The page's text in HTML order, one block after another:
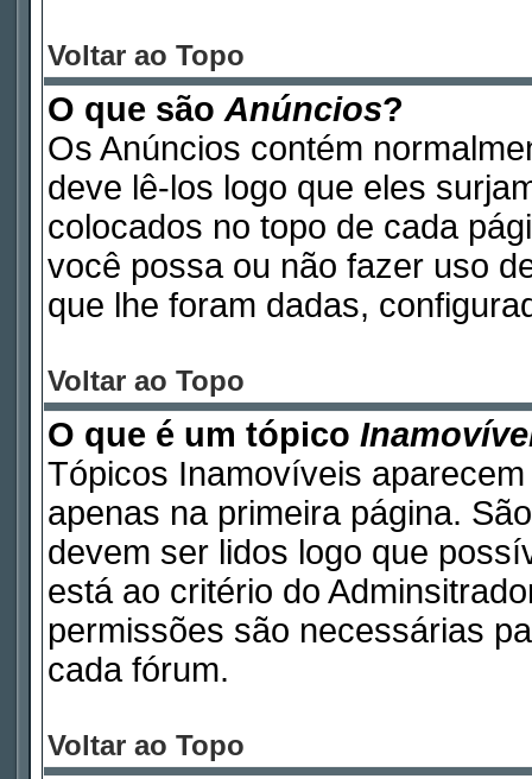
Voltar ao Topo
O que são Anúncios?
Os Anúncios contém
deve lê-los logo que eles
colocados no topo de cada
você possa ou não fazer uso
que lhe foram dadas,
Voltar ao Topo
O que é um tópico
Tópicos Inamovíveis
apenas na primeira página.
devem ser lidos logo que
está ao critério do
permissões são necessárias
cada fórum.
Voltar ao Topo